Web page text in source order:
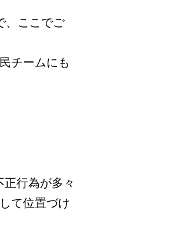
、ここでご
チームにも
行為が多々
て位置づけ